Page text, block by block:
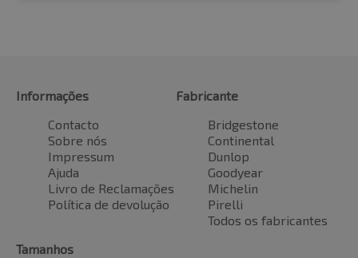
Informações
Contacto
Sobre nós
Impressum
Ajuda
Livro de Reclamações
Política de devolução
Fabricante
Bridgestone
Continental
Dunlop
Goodyear
Michelin
Pirelli
Todos os fabricantes
Tamanhos